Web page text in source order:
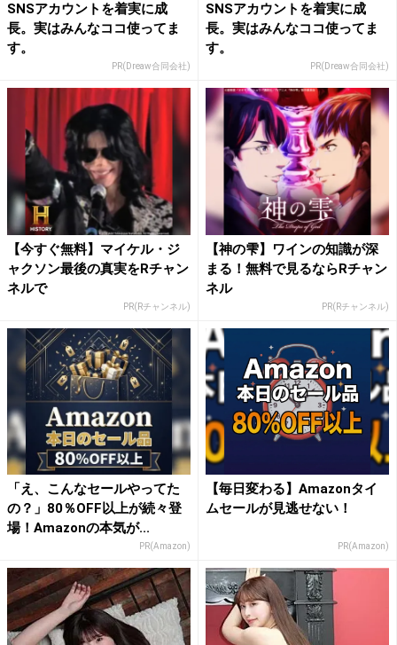
SNSアカウントを着実に成
長。実はみんなココ使ってま
す。
PR(Dreaw合同会社)
SNSアカウントを着実に成
長。実はみんなココ使ってま
す。
PR(Dreaw合同会社)
【今すぐ無料】マイケル・ジ
ャクソン最後の真実をRチャン
ネルで
PR(Rチャンネル)
【神の雫】ワインの知識が深
まる！無料で見るならRチャン
ネル
PR(Rチャンネル)
「え、こんなセールやってた
の？」80％OFF以上が続々登
場！Amazonの本気が...
PR(Amazon)
【毎日変わる】Amazonタイ
ムセールが見逃せない！
PR(Amazon)